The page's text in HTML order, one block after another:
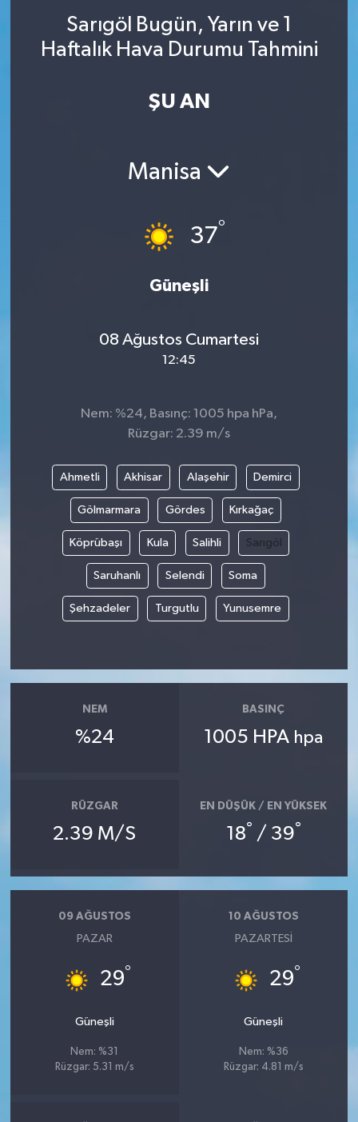
Sarıgöl Bugün, Yarın ve 1
Haftalık Hava Durumu Tahmini
ŞU AN
Manisa
37°
Güneşli
08 Ağustos Cumartesi
12:45
Nem: %24, Basınç: 1005 hpa hPa,
Rüzgar: 2.39 m/s
Ahmetli Akhisar Alaşehir Demirci
Gölmarmara Gördes Kırkağaç
Köprübaşı Kula Salihli Sarıgöl
Saruhanlı Selendi Soma
Şehzadeler Turgutlu Yunusemre
NEM
%24
BASINÇ
1005 HPA hpa
RÜZGAR
2.39 M/S
EN DÜŞÜK / EN YÜKSEK
18° / 39°
09 AĞUSTOS
PAZAR
29°
Güneşli
Nem: %31
Rüzgar: 5.31 m/s
10 AĞUSTOS
PAZARTESI
29°
Güneşli
Nem: %36
Rüzgar: 4.81 m/s